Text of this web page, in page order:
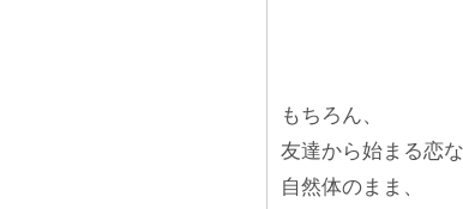
もちろん、
友達から始まる恋な
自然体のまま、